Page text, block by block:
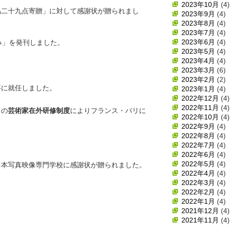
十九点寄贈」に対して感謝状が贈られまし
を発刊しました。
就任しました。
芸術家在外研修制度によりフランス・パリに
写真映像専門学校に感謝状が贈られました。
2023年10月 (4)
2023年9月 (4)
2023年8月 (4)
2023年7月 (4)
2023年6月 (4)
2023年5月 (4)
2023年4月 (4)
2023年3月 (6)
2023年2月 (2)
2023年1月 (4)
2022年12月 (4)
2022年11月 (4)
2022年10月 (4)
2022年9月 (4)
2022年8月 (4)
2022年7月 (4)
2022年6月 (4)
2022年5月 (4)
2022年4月 (4)
2022年3月 (4)
2022年2月 (4)
2022年1月 (4)
2021年12月 (4)
2021年11月 (4)